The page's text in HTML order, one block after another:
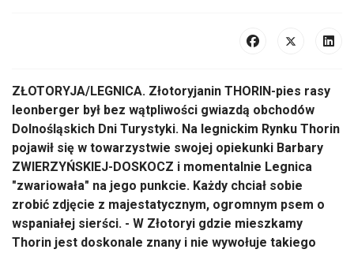
ZŁOTORYJA/LEGNICA. Złotoryjanin THORIN-pies rasy
leonberger był bez wątpliwości gwiazdą obchodów
Dolnośląskich Dni Turystyki. Na legnickim Rynku Thorin
pojawił się w towarzystwie swojej opiekunki Barbary
ZWIERZYŃSKIEJ-DOSKOCZ i momentalnie Legnica
"zwariowała" na jego punkcie. Każdy chciał sobie
zrobić zdjęcie z majestatycznym, ogromnym psem o
wspaniałej sierści. - W Złotoryi gdzie mieszkamy
Thorin jest doskonale znany i nie wywołuje takiego